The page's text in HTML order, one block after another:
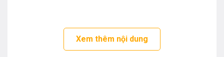
Xem thêm nội dung